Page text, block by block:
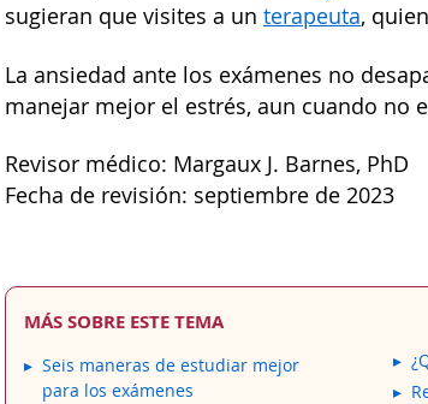
sugieran que visites a un terapeuta,
La ansiedad ante los exámenes no
manejar mejor el estrés, aun cuando no
Revisor médico: Margaux J. Barnes, PhD
Fecha de revisión: septiembre de 2023
MÁS SOBRE ESTE TEMA
Seis maneras de estudiar mejor
para los exámenes